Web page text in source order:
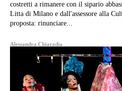
costretti a rimanere con il sipario
Litta di Milano e dall'assessore alla
proposta: rinunciare...
Alessandra Chiaradia